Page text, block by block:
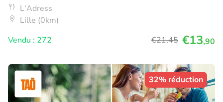
L'Adress
Lille (0km)
Vendu : 272
€21,45 €13,90
32% réduction